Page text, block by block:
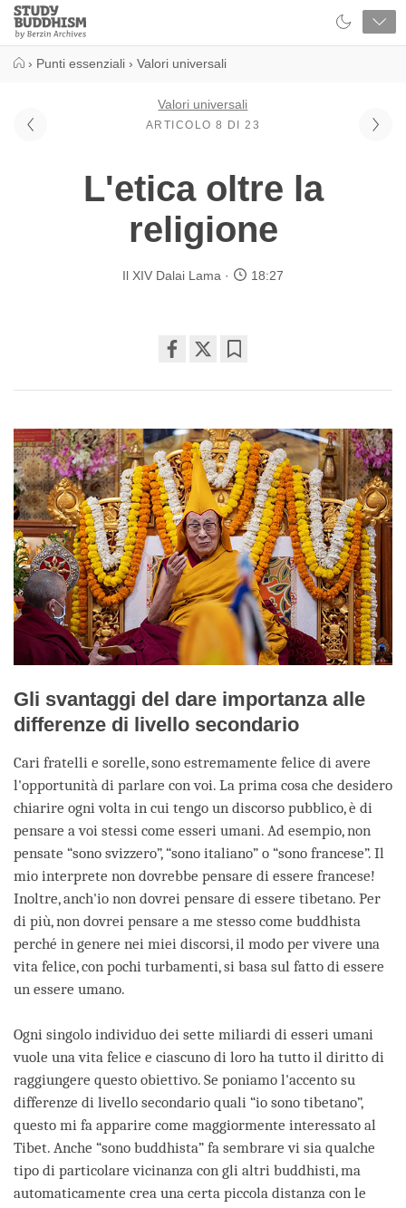
Close
Study
Buddhism
› Punti essenziali › Valori universali
Valori universali
ARTICOLO 8 DI 23
L'etica oltre la
religione
Il XIV Dalai Lama 18:27
on
Gli svantaggi del dare importanza alle
differenze di livello secondario
Cari fratelli e sorelle, sono estremamente felice di avere
l'opportunità di parlare con voi. La prima cosa che desidero
chiarire ogni volta in cui tengo un discorso pubblico, è di
pensare a voi stessi come esseri umani. Ad esempio, non
pensate “sono svizzero”, “sono italiano” o “sono francese”. Il
mio interprete non dovrebbe pensare di essere francese!
Inoltre, anch'io non dovrei pensare di essere tibetano. Per
di più, non dovrei pensare a me stesso come buddhista
perché in genere nei miei discorsi, il modo per vivere una
vita felice, con pochi turbamenti, si basa sul fatto di essere
un essere umano.
Ogni singolo individuo dei sette miliardi di esseri umani
vuole una vita felice e ciascuno di loro ha tutto il diritto di
raggiungere questo obiettivo. Se poniamo l'accento su
differenze di livello secondario quali “io sono tibetano”,
questo mi fa apparire come maggiormente interessato al
Tibet. Anche “sono buddhista” fa sembrare vi sia qualche
tipo di particolare vicinanza con gli altri buddhisti, ma
automaticamente crea una certa piccola distanza con le